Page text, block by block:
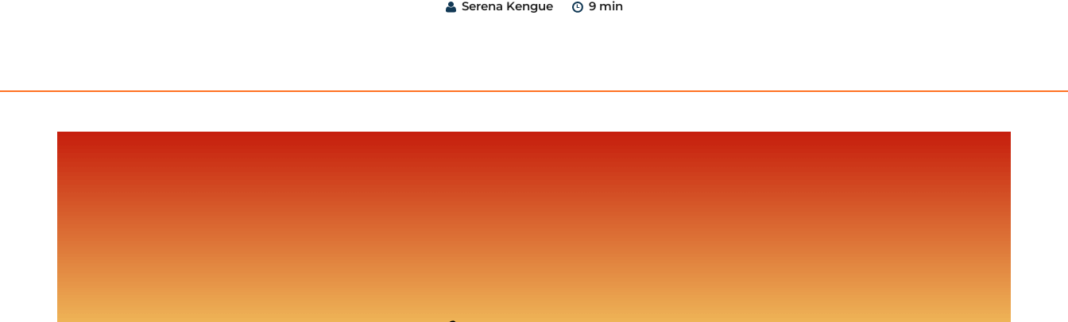
Serena Kengue 9 min